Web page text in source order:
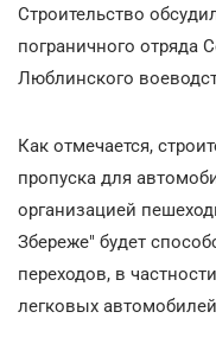
Строительство
пограничного отряда
Люблинского
Как отмечается,
пропуска для
организацией
Збереже" будет
переходов, в
легковых